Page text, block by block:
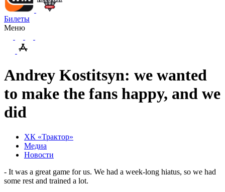
Билеты
Меню
Andrey Kostitsyn: we wanted
to make the fans happy, and we
did
ХК «Трактор»
Медиа
Новости
- It was a great game for us. We had a week-long hiatus, so we had
some rest and trained a lot.